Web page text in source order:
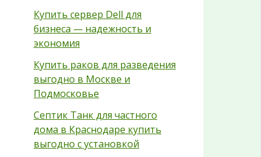
Купить сервер Dell для
бизнеса — надежность и
экономия
Купить раков для разведения
выгодно в Москве и
Подмосковье
Септик Танк для частного
дома в Краснодаре купить
выгодно с установкой